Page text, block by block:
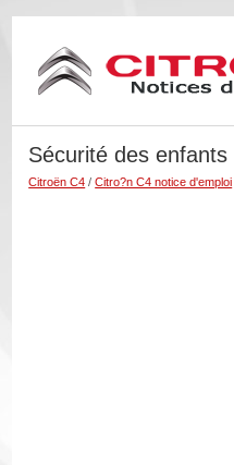
Sécurité des enfants
Citroën C4 /Citro?n C4 notice d'emploi